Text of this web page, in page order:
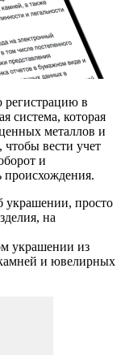
регистрацию в
которая
металлов и
чтобы вести учет
и
происхождения.
просто
на
украшении из
и ювелирных